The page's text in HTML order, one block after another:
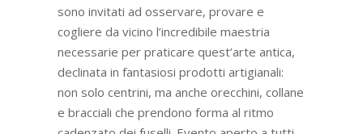
sono invitati ad osservare, provare e
cogliere da vicino l’incredibile maestria
necessarie per praticare quest’arte antica,
declinata in fantasiosi prodotti artigianali:
non solo centrini, ma anche orecchini, collane
e bracciali che prendono forma al ritmo